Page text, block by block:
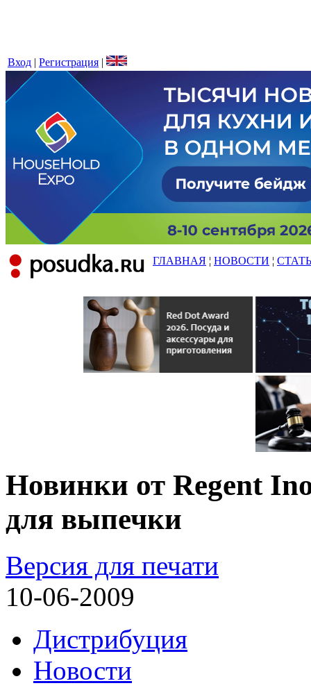
Вход | Регистрация |
ГЛАВНАЯ ¦ НОВОСТИ ¦
Новинки от Regent
для выпечки
Версия для печати
10-06-2009
Дистрибуция
Новости